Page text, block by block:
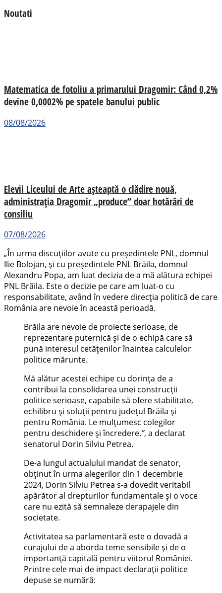
Noutati
Matematica de fotoliu a primarului Dragomir: Când 0,2%
devine 0,0002% pe spatele banului public
08/08/2026
Elevii Liceului de Arte așteaptă o clădire nouă,
administrația Dragomir „produce” doar hotărâri de
consiliu
07/08/2026
„În urma discuțiilor avute cu președintele PNL, domnul
Ilie Bolojan, și cu președintele PNL Brăila, domnul
Alexandru Popa, am luat decizia de a mă alătura echipei
PNL Brăila. Este o decizie pe care am luat-o cu
responsabilitate, având în vedere direcția politică de care
România are nevoie în această perioadă.
Brăila are nevoie de proiecte serioase, de
reprezentare puternică și de o echipă care să
pună interesul cetățenilor înaintea calculelor
politice mărunte.
Mă alătur acestei echipe cu dorința de a
contribui la consolidarea unei construcții
politice serioase, capabile să ofere stabilitate,
echilibru și soluții pentru județul Brăila și
pentru România. Le mulțumesc colegilor
pentru deschidere și încredere.”, a declarat
senatorul Dorin Silviu Petrea.
De-a lungul actualului mandat de senator,
obținut în urma alegerilor din 1 decembrie
2024, Dorin Silviu Petrea s-a dovedit veritabil
apărător al drepturilor fundamentale și o voce
care nu ezită să semnaleze derapajele din
societate.
Activitatea sa parlamentară este o dovadă a
curajului de a aborda teme sensibile și de o
importanță capitală pentru viitorul României.
Printre cele mai de impact declarații politice
depuse se numără: